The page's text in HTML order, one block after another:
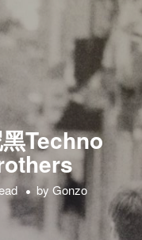
黑Techno
by Gonzo